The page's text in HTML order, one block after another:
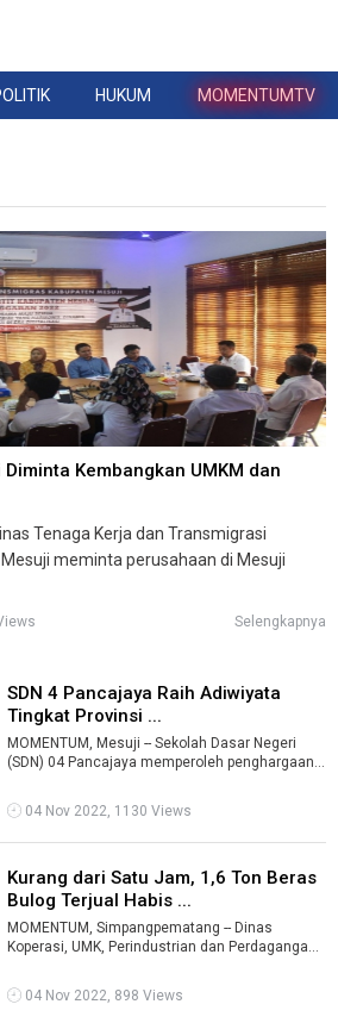
HUKUM MOMENTUMTV
Kembangkan UMKM dan
Tenaga Kerja dan Transmigrasi
meminta perusahaan di Mesuji
Selengkapnya
SDN 4 Pancajaya Raih Adiwiyata
Tingkat Provinsi ...
MOMENTUM, Mesuji -- Sekolah Dasar Negeri
(SDN) 04 Pancajaya memperoleh penghargaan
04 Nov 2022, 1130 Views
Kurang dari Satu Jam, 1,6 Ton Beras
Bulog Terjual Habis ...
MOMENTUM, Simpangpematang -- Dinas
Koperasi, UMK, Perindustrian dan Perdagangan
menggel ...
04 Nov 2022, 898 Views